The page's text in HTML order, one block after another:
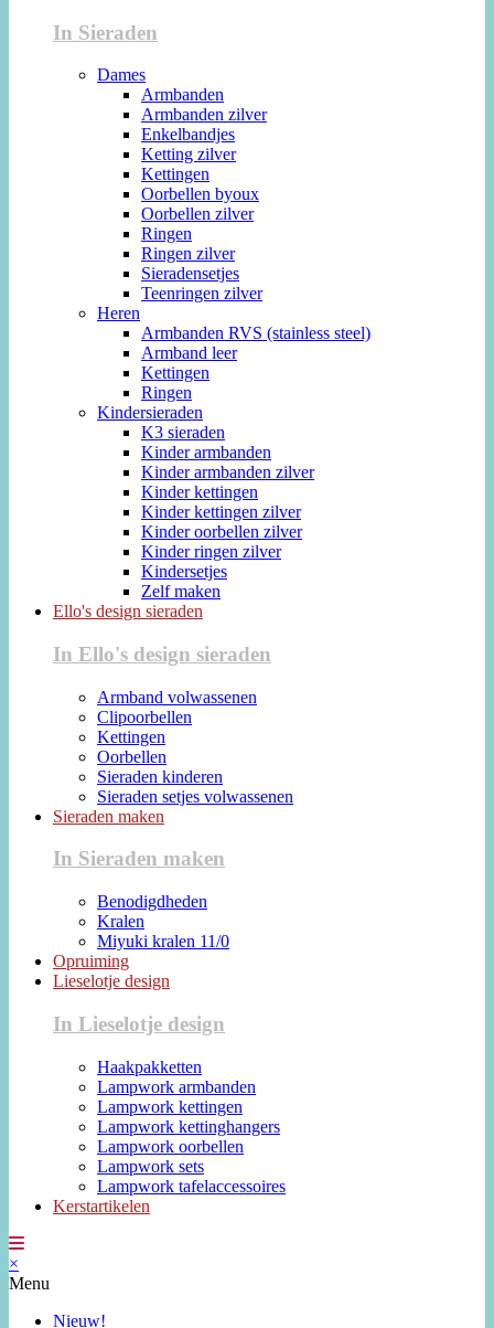
In Sieraden
Dames
Armbanden
Armbanden zilver
Enkelbandjes
Ketting zilver
Kettingen
Oorbellen byoux
Oorbellen zilver
Ringen
Ringen zilver
Sieradensetjes
Teenringen zilver
Heren
Armbanden RVS (stainless steel)
Armband leer
Kettingen
Ringen
Kindersieraden
K3 sieraden
Kinder armbanden
Kinder armbanden zilver
Kinder kettingen
Kinder kettingen zilver
Kinder oorbellen zilver
Kinder ringen zilver
Kindersetjes
Zelf maken
Ello's design sieraden
In Ello's design sieraden
Armband volwassenen
Clipoorbellen
Kettingen
Oorbellen
Sieraden kinderen
Sieraden setjes volwassenen
Sieraden maken
In Sieraden maken
Benodigdheden
Kralen
Miyuki kralen 11/0
Opruiming
Lieselotje design
In Lieselotje design
Haakpakketten
Lampwork armbanden
Lampwork kettingen
Lampwork kettinghangers
Lampwork oorbellen
Lampwork sets
Lampwork tafelaccessoires
Kerstartikelen
×
Menu
Nieuw!